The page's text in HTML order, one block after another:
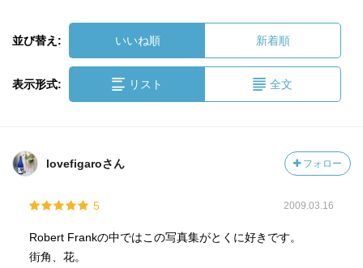
並び替え: いいね順 新着順
表示形式: リスト 全文
lovefigaroさん フォロー
5 2009.03.16
Robert Frankの中ではこの写真集がとくに好きです。
街角、花。